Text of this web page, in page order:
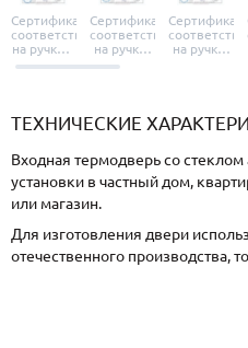
Сертификат
соответствия
на ручки и
броненакладки
Сертификат
соответствия
на ручки-
защелки
Сертификат
на ручки-
ТЕХНИЧЕСКИЕ
Входная термодверь со
установки в частный дом,
или магазин.
Для изготовления двери
отечественного производства,
конструкция имеет